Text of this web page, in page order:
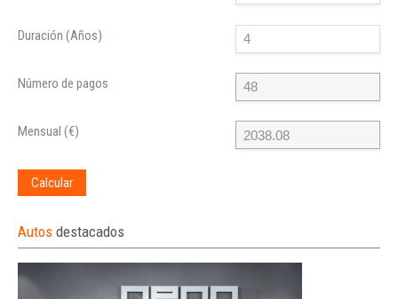
Duración (Años)
Número de pagos
Mensual (€)
Calcular
Autos destacados